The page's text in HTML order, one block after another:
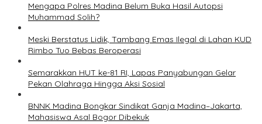
Mengapa Polres Madina Belum Buka Hasil Autopsi
Muhammad Solih?
Meski Berstatus Lidik, Tambang Emas Ilegal di Lahan KUD
Rimbo Tuo Bebas Beroperasi
Semarakkan HUT ke-81 RI, Lapas Panyabungan Gelar
Pekan Olahraga Hingga Aksi Sosial
BNNK Madina Bongkar Sindikat Ganja Madina–Jakarta,
Mahasiswa Asal Bogor Dibekuk